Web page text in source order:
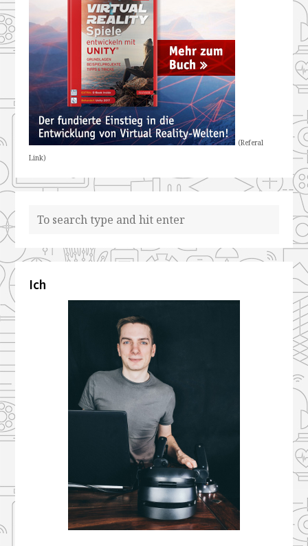
(Referal
Link)
Ich